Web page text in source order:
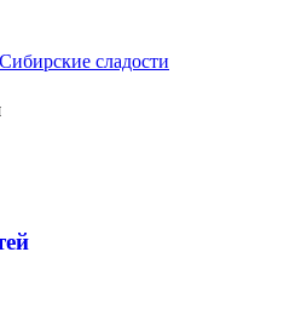
Сибирские сладости